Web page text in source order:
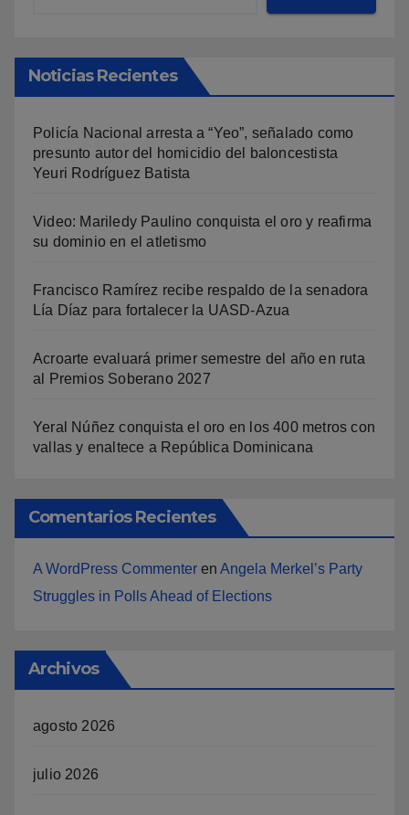
Noticias Recientes
Policía Nacional arresta a “Yeo”, señalado como
presunto autor del homicidio del baloncestista
Yeuri Rodríguez Batista
Video: Mariledy Paulino conquista el oro y reafirma
su dominio en el atletismo
Francisco Ramírez recibe respaldo de la senadora
Lía Díaz para fortalecer la UASD-Azua
Acroarte evaluará primer semestre del año en ruta
al Premios Soberano 2027
Yeral Núñez conquista el oro en los 400 metros con
vallas y enaltece a República Dominicana
Comentarios Recientes
A WordPress Commenter en Angela Merkel’s Party
Struggles in Polls Ahead of Elections
Archivos
agosto 2026
julio 2026